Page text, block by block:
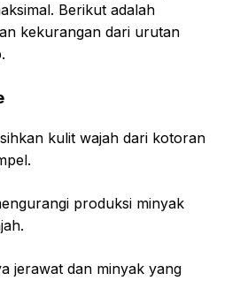
Berikut adalah
kekurangan dari urutan
kulit wajah dari kotoran
produksi minyak
jerawat dan minyak yang